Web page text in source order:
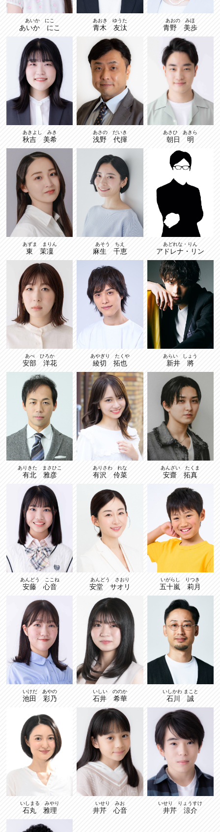
あいか にこ
あいか にこ
あおき ゆうた
青木 友汰
あおの みほ
青野 美歩
あきよし みき
秋吉 美希
あさの だいき
浅野 代揮
あさひ あきら
朝日 明
あずま まりん
東 茉凜
あそう ちえ
麻生 千恵
あどれな・りん
アドレナ・リン
あべ ひろか
安部 洋花
あやぎり たくや
綾切 拓也
あらい しょう
新井 將
ありきた まさひこ
有北 雅彦
ありさわ れな
有沢 伶菜
あんざい たくま
安齋 拓真
あんどう ここね
安藤 心音
あんどう さおり
安堂 サオリ
いがらし りつき
五十嵐 莉月
いけだ あやの
池田 彩乃
いしい ののか
石井 希華
いしかわ まこと
石川 誠
いしまる みやり
石丸 雅理
いせり みお
井芹 心音
いせり りょうすけ
井芹 涼介